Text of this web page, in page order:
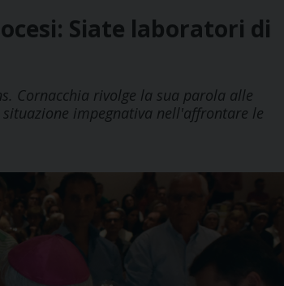
Siate laboratori di
Cornacchia rivolge la sua parola alle
impegnativa nell'affrontare le